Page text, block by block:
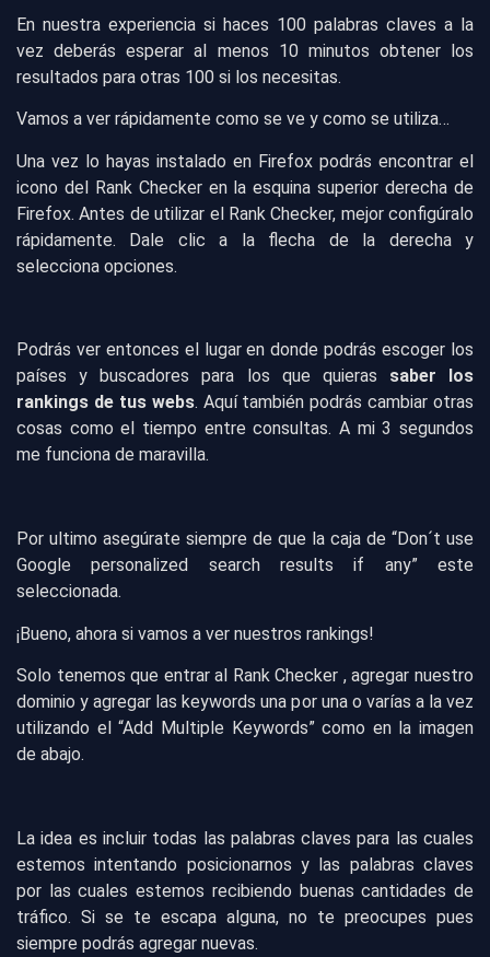
En nuestra experiencia si haces 100 palabras claves a la
vez deberás esperar al menos 10 minutos obtener los
resultados para otras 100 si los necesitas.
Vamos a ver rápidamente como se ve y como se utiliza…
Una vez lo hayas instalado en Firefox podrás encontrar el
icono del Rank Checker en la esquina superior derecha de
Firefox. Antes de utilizar el Rank Checker, mejor configúralo
rápidamente. Dale clic a la flecha de la derecha y
selecciona opciones.
Podrás ver entonces el lugar en donde podrás escoger los
países y buscadores para los que quieras saber los
rankings de tus webs. Aquí también podrás cambiar otras
cosas como el tiempo entre consultas. A mi 3 segundos
me funciona de maravilla.
Por ultimo asegúrate siempre de que la caja de “Don´t use
Google personalized search results if any” este
seleccionada.
¡Bueno, ahora si vamos a ver nuestros rankings!
Solo tenemos que entrar al Rank Checker , agregar nuestro
dominio y agregar las keywords una por una o varías a la vez
utilizando el “Add Multiple Keywords” como en la imagen
de abajo.
La idea es incluir todas las palabras claves para las cuales
estemos intentando posicionarnos y las palabras claves
por las cuales estemos recibiendo buenas cantidades de
tráfico. Si se te escapa alguna, no te preocupes pues
siempre podrás agregar nuevas.